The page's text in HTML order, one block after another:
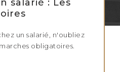
salarié : Les
un salarié, n'oubliez
obligatoires.